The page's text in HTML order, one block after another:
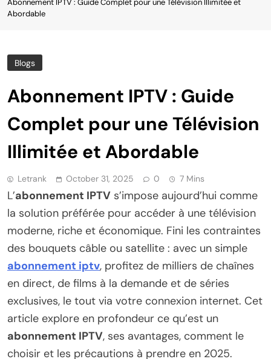
Abonnement IPTV : Guide Complet pour une Télévision Illimitée et
Abordable
Blogs
Abonnement IPTV : Guide
Complet pour une Télévision
Illimitée et Abordable
Letrank October 31, 2025 0 7 Mins
L’abonnement IPTV s’impose aujourd’hui comme
la solution préférée pour accéder à une télévision
moderne, riche et économique. Fini les contraintes
des bouquets câble ou satellite : avec un simple
abonnement iptv, profitez de milliers de chaînes
en direct, de films à la demande et de séries
exclusives, le tout via votre connexion internet. Cet
article explore en profondeur ce qu’est un
abonnement IPTV, ses avantages, comment le
choisir et les précautions à prendre en 2025.